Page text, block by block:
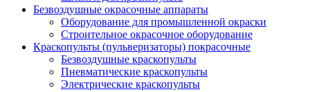
Безвоздушные окрасочные аппараты
Оборудование для промышленной окраски
Строительное окрасочное оборудование
Краскопульты (пульверизаторы) покрасочные
Безвоздушные краскопульты
Пневматические краскопульты
Электрические краскопульты